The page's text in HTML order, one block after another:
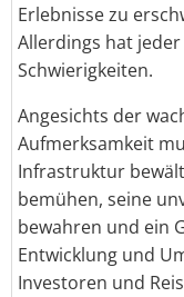
Erlebnisse zu
Allerdings hat
Schwierigkeiten.
Angesichts der
Aufmerksamkeit
Infrastruktur
bemühen, seine
bewahren und ein
Entwicklung und
Investoren und